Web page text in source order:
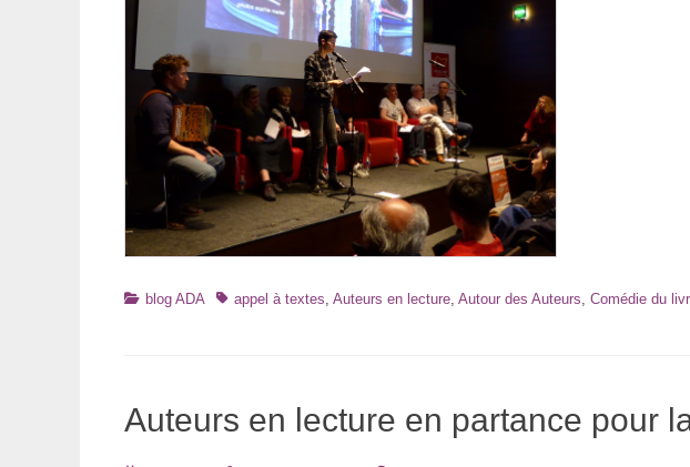
Catégories
blog ADA Tagsappel à textes, Auteurs en lecture, Autour des Auteurs, Comédie du
Auteurs en lecture en partance pour